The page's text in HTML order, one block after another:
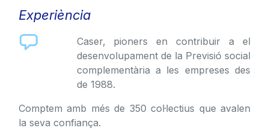
Experiència
Caser, pioners en contribuir a el
desenvolupament de la Previsió social
complementària a les empreses des
de 1988.
Comptem amb més de 350 col·lectius que avalen
la seva confiança.